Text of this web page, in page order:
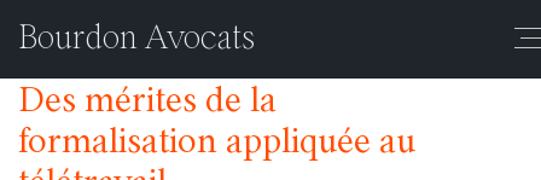
Bourdon Avocats
Auteur/autrice : adminBourdon
Des mérites de la
formalisation appliquée au